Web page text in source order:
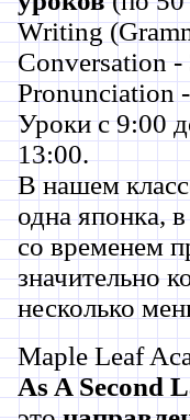
Writing
Conversation -
Pronunciation
Уроки с 9:00
13:00.
В нашем
одна японка,
со временем
значительно
несколько
Maple Leaf
As A Second